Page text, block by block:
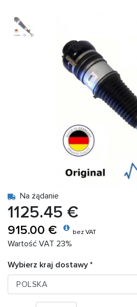
Na żądanie
1125.45 €
915.00 € bez VAT
Wartość VAT 23%
Wybierz kraj dostawy *